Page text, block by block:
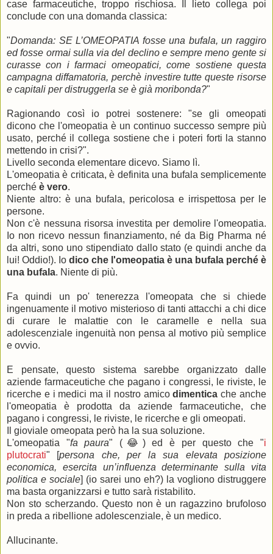
case farmaceutiche, troppo rischiosa. Il lieto collega poi
conclude con una domanda classica:
"Domanda: SE L’OMEOPATIA fosse una bufala, un raggiro
ed fosse ormai sulla via del declino e sempre meno gente si
curasse con i farmaci omeopatici, come sostiene questa
campagna diffamatoria, perchè investire tutte queste risorse
e capitali per distruggerla se è già moribonda?"
Ragionando così io potrei sostenere: "se gli omeopati
dicono che l'omeopatia è un continuo successo sempre più
usato, perché il collega sostiene che i poteri forti la stanno
mettendo in crisi?".
Livello seconda elementare dicevo. Siamo lì.
L'omeopatia è criticata, è definita una bufala semplicemente
perché è vero.
Niente altro: è una bufala, pericolosa e irrispettosa per le
persone.
Non c'è nessuna risorsa investita per demolire l'omeopatia.
Io non ricevo nessun finanziamento, né da Big Pharma né
da altri, sono uno stipendiato dallo stato (e quindi anche da
lui! Oddio!). Io dico che l'omeopatia è una bufala perché è
una bufala. Niente di più.
Fa quindi un po' tenerezza l'omeopata che si chiede
ingenuamente il motivo misterioso di tanti attacchi a chi dice
di curare le malattie con le caramelle e nella sua
adolescenziale ingenuità non pensa al motivo più semplice
e ovvio.
E pensate, questo sistema sarebbe organizzato dalle
aziende farmaceutiche che pagano i congressi, le riviste, le
ricerche e i medici ma il nostro amicodimenticache anche
l'omeopatia è prodotta da aziende farmaceutiche, che
pagano i congressi, le riviste, le ricerche e gli omeopati.
Il gioviale omeopata però ha la sua soluzione.
L'omeopatia "fa paura" (😂) ed è per questo che "i
plutocrati" [persona che, per la sua elevata posizione
economica, esercita un’influenza determinante sulla vita
politica e sociale] (io sarei uno eh?) la vogliono distruggere
ma basta organizzarsi e tutto sarà ristabilito.
Non sto scherzando. Questo non è un ragazzino brufoloso
in preda a ribellione adolescenziale, è un medico.
Allucinante.